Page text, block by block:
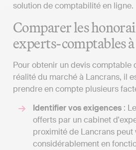
solution de comptabilité en ligne.
Comparer les
experts-comptables
Pour obtenir un devis comptable
réalité du marché à Lancrans, il
prendre en compte plusieurs
Identifier vos exigences :
offerts par un cabinet
proximité de Lancrans peut
considérablement en